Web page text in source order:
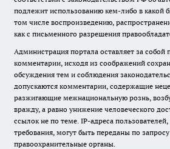
подлежит использованию кем-либо в какой
том числе воспроизведению,
как с письменного разрешения
Администрация портала оставляет за собой
комментарии, исходя из соображений
обсуждения тем и соблюдения
допускаются комментарии, содержащие
разжигающие межнациональную рознь,
вражду, а равно унижение человеческого
ссылок не по теме. IP-адреса
требования, могут быть переданы по
правоохранительные органы.